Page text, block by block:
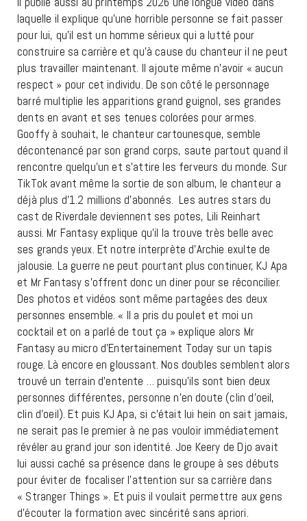
laquelle il explique qu’une horrible personne se fait passer
pour lui, qu’il est un homme sérieux qui a lutté pour
construire sa carrière et qu’à cause du chanteur il ne peut
plus travailler maintenant. Il ajoute même n’avoir « aucun
respect » pour cet individu. De son côté le personnage
barré multiplie les apparitions grand guignol, ses grandes
dents en avant et ses tenues colorées pour armes.
Gooffy à souhait, le chanteur cartounesque, semble
décontenancé par son grand corps, saute partout quand il
rencontre quelqu’un et s’attire les ferveurs du monde. Sur
TikTok avant même la sortie de son album, le chanteur a
déjà plus d’1.2 millions d’abonnés. Les autres stars du
cast de Riverdale deviennent ses potes, Lili Reinhart
aussi. Mr Fantasy explique qu’il la trouve très belle avec
ses grands yeux. Et notre interprète d’Archie exulte de
jalousie. La guerre ne peut pourtant plus continuer, KJ Apa
et Mr Fantasy s’offrent donc un diner pour se réconcilier.
Des photos et vidéos sont même partagées des deux
personnes ensemble. « Il a pris du poulet et moi un
cocktail et on a parlé de tout ça » explique alors Mr
Fantasy au micro d’Entertainement Today sur un tapis
rouge. Là encore en gloussant. Nos doubles semblent alors
trouvé un terrain d’entente … puisqu’ils sont bien deux
personnes différentes, personne n’en doute (clin d’oeil,
clin d’oeil). Et puis KJ Apa, si c’était lui hein on sait jamais,
ne serait pas le premier à ne pas vouloir immédiatement
révéler au grand jour son identité. Joe Keery de Djo avait
lui aussi caché sa présence dans le groupe à ses débuts
pour éviter de focaliser l’attention sur sa carrière dans
« Stranger Things ». Et puis il voulait permettre aux gens
d’écouter la formation avec sincérité sans apriori.